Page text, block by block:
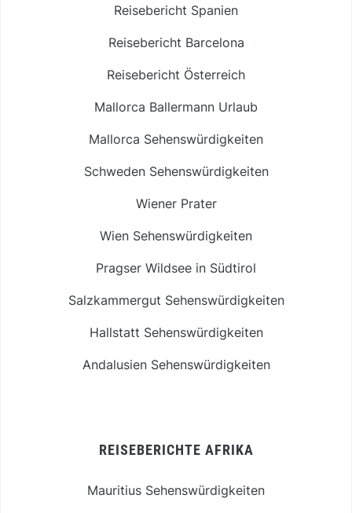
Reisebericht Spanien
Reisebericht Barcelona
Reisebericht Österreich
Mallorca Ballermann Urlaub
Mallorca Sehenswürdigkeiten
Schweden Sehenswürdigkeiten
Wiener Prater
Wien Sehenswürdigkeiten
Pragser Wildsee in Südtirol
Salzkammergut Sehenswürdigkeiten
Hallstatt Sehenswürdigkeiten
Andalusien Sehenswürdigkeiten
REISEBERICHTE AFRIKA
Mauritius Sehenswürdigkeiten